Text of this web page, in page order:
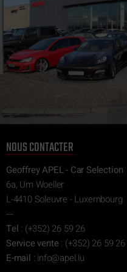
NOUS CONTACTER
Geoffrey APEL - Car Selection
6a, Um Woeller
L-4410 Soleuvre - Luxembourg
---
Tel : (+352) 26 59 26
Service vente: (+352) 26 59
E-mail : ul.l
epa@of
ni